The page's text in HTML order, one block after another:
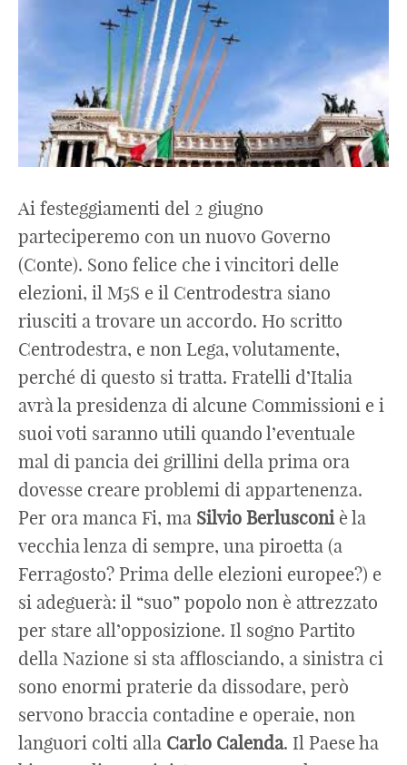
Ai festeggiamenti del 2 giugno
parteciperemo con un nuovo Governo
(Conte). Sono felice che i vincitori delle
elezioni, il M5S e il Centrodestra siano
riusciti a trovare un accordo. Ho scritto
Centrodestra, e non Lega, volutamente,
perché di questo si tratta. Fratelli d’Italia
avrà la presidenza di alcune Commissioni e i
suoi voti saranno utili quando l’eventuale
mal di pancia dei grillini della prima ora
dovesse creare problemi di appartenenza.
Per ora manca Fi, ma Silvio Berlusconiè la
vecchia lenza di sempre, una piroetta (a
Ferragosto? Prima delle elezioni europee?) e
si adeguerà: il “suo” popolo non è attrezzato
per stare all’opposizione. Il sogno Partito
della Nazione si sta afflosciando, a sinistra ci
sono enormi praterie da dissodare, però
servono braccia contadine e operaie, non
languori colti alla Carlo Calenda. Il Paese ha